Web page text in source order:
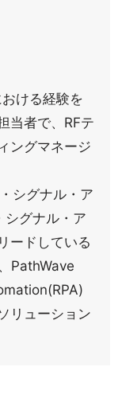
ける経験を
当者で、RFテ
ングマネージ
シグナル・ア
シグナル・ア
ードしている
PathWave
リューション